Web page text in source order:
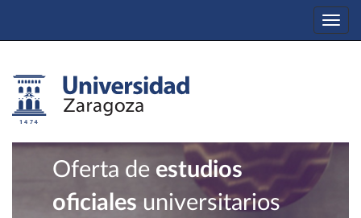
Oferta de estudios
oficiales universitarios